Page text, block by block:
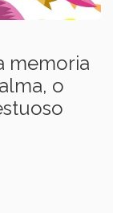
memoria
o